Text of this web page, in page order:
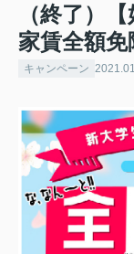
（終了）
家賃全額
キャンペーン